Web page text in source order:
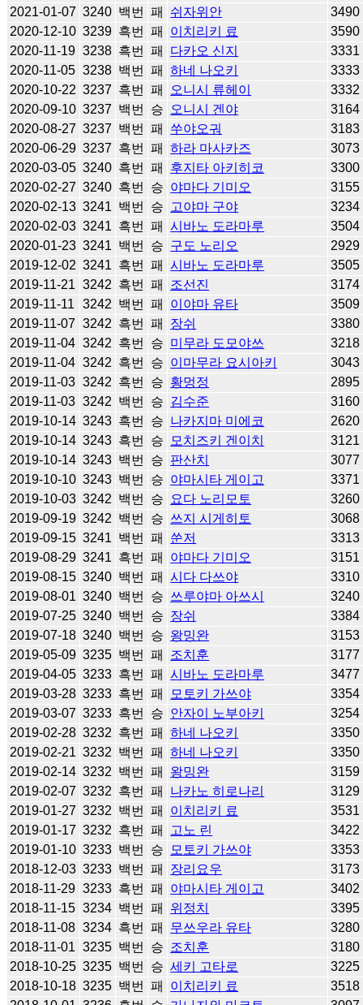
2021-01-07 3240 백번 패 쉬자위안
3490
2020-12-10 3239 흑번 패 이치리키 료
3590
2020-11-19 3238 흑번 패 다카오 신지
3331
2020-11-05 3238 백번 패 하네 나오키
3333
2020-10-22 3237 흑번 패 오니시 류헤이
3332
2020-09-10 3237 백번 승 오니시 겐야
3164
2020-08-27 3237 백번 패 쑤야오궈
3183
2020-06-29 3237 흑번 패 하라 마사카즈
3073
2020-03-05 3240 흑번 패 후지타 아키히코
3300
2020-02-27 3240 흑번 승 야마다 기미오
3155
2020-02-13 3241 백번 승 고야마 구야
3234
2020-02-03 3241 흑번 패 시바노 도라마루
3504
2020-01-23 3241 백번 승 구도 노리오
2929
2019-12-02 3241 흑번 패 시바노 도라마루
3505
2019-11-21 3242 흑번 패 조선진
3174
2019-11-11
3242 백번 패 이야마 유타
3509
2019-11-07 3242 흑번 패 장쉬
3380
2019-11-04 3242 흑번 승 미무라 도모야쓰
3218
2019-11-04 3242 흑번 승 이마무라 요시아키
3043
2019-11-03 3242 흑번 승 황멍정
2895
2019-11-03 3242 백번 승 김수준
3160
2019-10-14 3243 흑번 승 나카지마 미에코
2620
2019-10-14 3243 흑번 승 모치즈키 겐이치
3121
2019-10-14 3243 백번 승 판산치
3077
2019-10-10 3243 백번 승 야마시타 게이고
3371
2019-10-03 3242 백번 승 요다 노리모토
3260
2019-09-19 3242 백번 승 쓰지 시게히토
3068
2019-09-15 3241 백번 패 쑨저
3313
2019-08-29 3241 흑번 패 야마다 기미오
3151
2019-08-15 3240 백번 패 시다 다쓰야
3310
2019-08-01 3240 백번 승 쓰루야마 아쓰시
3240
2019-07-25 3240 백번 승 장쉬
3384
2019-07-18 3240 백번 승 왕밍완
3153
2019-05-09 3235 백번 패 조치훈
3177
2019-04-05 3233 흑번 패 시바노 도라마루
3477
2019-03-28 3233 흑번 패 모토키 가쓰야
3354
2019-03-07 3233 흑번 승 안자이 노부아키
3254
2019-02-28 3232 흑번 패 하네 나오키
3350
2019-02-21 3232 백번 패 하네 나오키
3350
2019-02-14 3232 백번 패 왕밍완
3159
2019-02-07 3232 흑번 패 나카노 히로나리
3129
2019-01-27 3232 백번 패 이치리키 료
3531
2019-01-17 3232 흑번 패 고노 린
3422
2019-01-10 3233 백번 승 모토키 가쓰야
3353
2018-12-03 3233 백번 패 장리요우
3173
2018-11-29 3233 흑번 패 야마시타 게이고
3402
2018-11-15 3234 백번 패 위정치
3395
2018-11-08 3234 흑번 패 무쓰우라 유타
3280
2018-11-01 3235 백번 승 조치훈
3180
2018-10-25 3235 백번 승 세키 고타로
3225
2018-10-18 3235 백번 패 이치리키 료
3518